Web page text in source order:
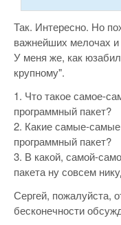
Так. Интересно. Но
важнейших мелочах и
У меня же, как
крупному".
1. Что такое самое-
программный пакет?
2. Какие самые-
программный пакет?
3. В какой, самой-
пакета ну совсем
Сергей, пожалуйста,
бесконечности